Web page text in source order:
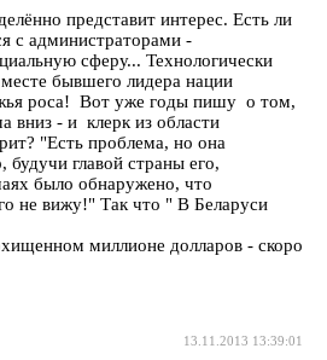
представит интерес. Есть ли
с администраторами -
сферу... Технологически
бывшего лидера нации
роса! Вот уже годы пишу о том,
вниз - и клерк из области
"Есть проблема, но она
будучи главой страны его,
было обнаружено, что
не вижу!" Так что " В Беларуси
миллионе долларов - скоро
13.11.2013 13:39:01